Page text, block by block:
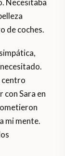
Necesitaba
de coches.
centro
con Sara en
mi mente.